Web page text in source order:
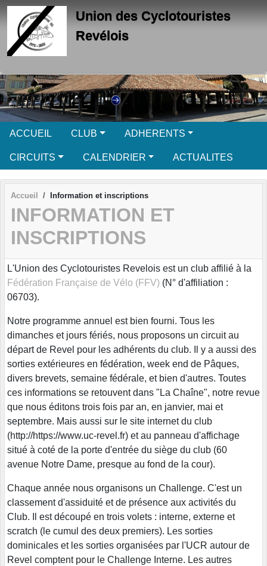
Union des Cyclotouristes
Revélois
ACCUEIL CLUB ADHERENTS
CIRCUITS CALENDRIER ACTUALITES
Accueil Information et inscriptions
INFORMATION ET
INSCRIPTIONS
L'Union des Cyclotouristes Revelois est un club affilié à la
Fédération Française de Vélo (FFV) (N° d'affiliation :
06703).
Notre programme annuel est bien fourni. Tous les
dimanches et jours fériés, nous proposons un circuit au
départ de Revel pour les adhérents du club. Il y a aussi des
sorties extérieures en fédération, week end de Pâques,
divers brevets, semaine fédérale, et bien d'autres. Toutes
ces informations se retouvent dans "La Chaîne", notre revue
que nous éditons trois fois par an, en janvier, mai et
septembre. Mais aussi sur le site internet du club
(http://https://www.uc-revel.fr) et au panneau d'affichage
situé à coté de la porte d'entrée du siège du club (60
avenue Notre Dame, presque au fond de la cour).
Chaque année nous organisons un Challenge. C'est un
classement d'assiduité et de présence aux activités du
Club. Il est découpé en trois volets : interne, externe et
scratch (le cumul des deux premiers). Les sorties
dominicales et les sorties organisées par l'UCR autour de
Revel comptent pour le Challenge Interne. Les autres
Panneau de gestion des cookies